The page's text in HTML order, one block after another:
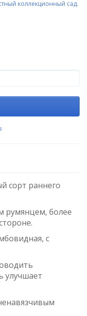
коллекционный сад.
сорт раннего
румянцем, более
с
улучшает